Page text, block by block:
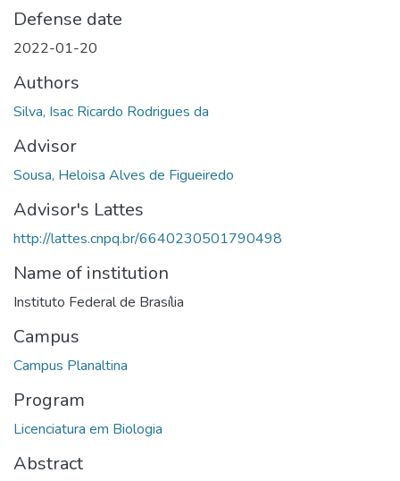
Defense date
2022-01-20
Authors
Silva, Isac Ricardo Rodrigues da
Advisor
Sousa, Heloisa Alves de Figueiredo
Advisor's Lattes
http://lattes.cnpq.br/6640230501790498
Name of institution
Instituto Federal de Brasília
Campus
Campus Planaltina
Program
Licenciatura em Biologia
Abstract